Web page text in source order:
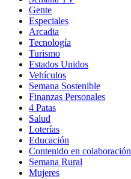
Gente
Especiales
Arcadia
Tecnología
Turismo
Estados Unidos
Vehículos
Semana Sostenible
Finanzas Personales
4 Patas
Salud
Loterías
Educación
Contenido en colaboración
Semana Rural
Mujeres